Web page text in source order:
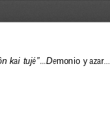
kai tujé”...Demonio y azar...